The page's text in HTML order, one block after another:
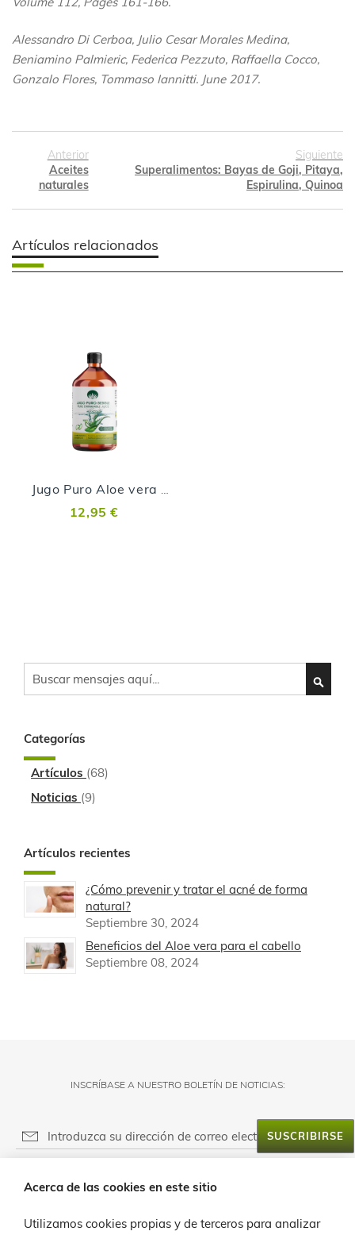
Alessandro Di Cerboa, Julio Cesar Morales Medina,
Beniamino Palmieric, Federica Pezzuto, Raffaella Cocco,
Gonzalo Flores, Tommaso Iannitti. June 2017.
Anterior
Aceites
naturales
Siguiente
Superalimentos: Bayas de Goji, Pitaya,
Espirulina, Quinoa
Artículos relacionados
Jugo Puro Aloe vera 100% Complemento alimenticio a base de Aloe vera - 250 ml
12,95 €
Categorías
Artículos (68)
Noticias (9)
Artículos recientes
¿Cómo prevenir y tratar el acné de forma
natural?
Septiembre 30, 2024
Beneficios del Aloe vera para el cabello
Septiembre 08, 2024
INSCRÍBASE A NUESTRO BOLETÍN DE NOTICIAS:
FINALIDAD:
LEGITIMACIÓN:
SUSCRIBIRSE
Acerca de las cookies en este sitio
Utilizamos cookies propias y de terceros para analizar